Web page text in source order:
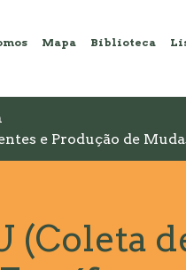
Mapa Biblioteca
e Produção de
(Coleta